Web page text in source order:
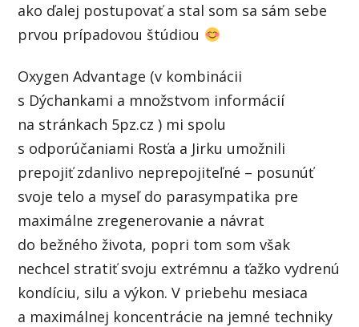
ako ďalej postupovať a stal som sa sám sebe
prvou prípadovou štúdiou
Oxygen Advantage (v kombinácii
s Dýchankami a množstvom informácií
na stránkach 5pz.cz ) mi spolu
s odporúčaniami Rosťa a Jirku umožnili
prepojiť zdanlivo neprepojiteľné – posunúť
svoje telo a myseľ do parasympatika pre
maximálne zregenerovanie a návrat
do bežného života, popri tom som však
nechcel stratiť svoju extrémnu a ťažko vydrenú
kondíciu, silu a výkon. V priebehu mesiaca
a maximálnej koncentrácie na jemné techniky